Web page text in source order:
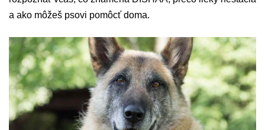
a ako môžeš psovi pomôcť doma.